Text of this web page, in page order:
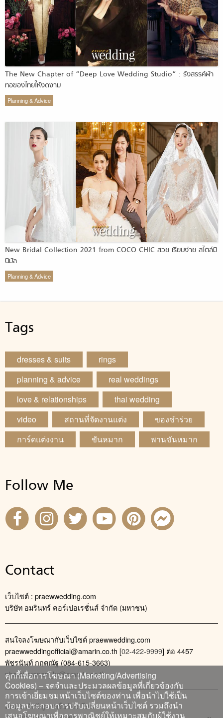
The New Chapter of “Deep Love Wedding Studio” : รังสรรค์ผ้า
ทอของไทยให้งดงาม
Planning & Advice
New Bridal Collection 2021 from COCO CHIC สวย เรียบง่าย สไตล์มิ
นิมัล
Planning & Advice
Tags
dresses & suits
rings
planning & advice
real weddings
love & relationships
thai wedding
video
สถานที่จัดงานแต่ง
ของชำร่วย
การ์ดแต่งงาน
ขันหมาก พานขันหมาก
Follow Me
Contact
เว็บไซต์ : praewwedding.com
บริษัท อมรินทร์ คอร์เปอเรชั่นส์ จำกัด (มหาชน)
สนใจลงโฆษณากับเว็บไซต์ praewwedding.com
praewweddingofficial@amarin.co.th [02-422-9999] ต่อ 4457
พัชรนันท์ กฤตณัฐ (084-615-3663)
phatcharanan_kr@amarin.co.th
ติดต่อแจ้งปัญหาหรือร้องเรียน
คุกกี้เพื่อการโฆษณา (Marketing/Advertising
Cookies) – จดจำและประมวลผลข้อมูลที่เกี่ยวข้องกับ
การเข้าเยี่ยมชมหน้าเว็บไซต์ของท่าน เพื่อนำไปใช้เป็น
ข้อมูลประกอบการปรับเปลี่ยนหน้าเว็บไซต์ รวมถึงนำ
เสนอโฆษณาเพื่อการพาณิชย์ให้เหมาะสมกับผู้ใช้งาน